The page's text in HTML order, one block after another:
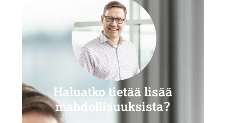
Haluatko tietää lisää
mahdollisuuksista?